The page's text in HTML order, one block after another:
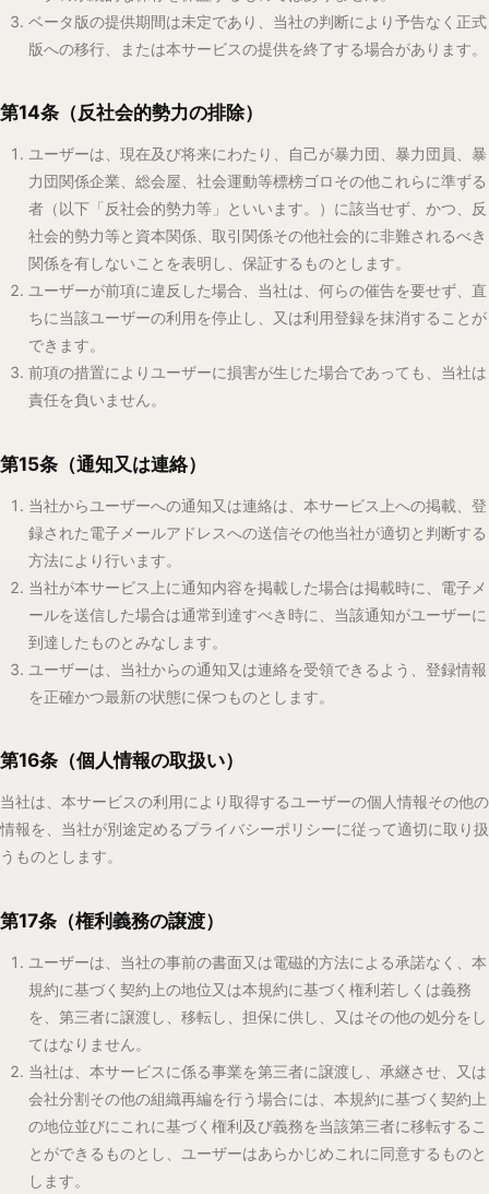
到達したものとみなします。
ユーザーは、当社からの通知又は連絡を受領できるよう、登録情報
第16条（個人情報の取扱い）
当社は、本サービスの利用により取得するユーザーの個人情報その他の
情報を、当社が別途定めるプライバシーポリシーに従って適切に取り扱
うものとします。
第17条（権利義務の譲渡）
ユーザーは、当社の事前の書面又は電磁的方法による承諾なく、本
規約に基づく契約上の地位又は本規約に基づく権利若しくは義務
を、第三者に譲渡し、移転し、担保に供し、又はその他の処分をし
当社は、本サービスに係る事業を第三者に譲渡し、承継させ、又は
の地位並びにこれに基づく権利及び義務を当該第三者に移転するこ
します。
第18条（本規約の変更）
当社は、次の各号のいずれかに該当する場合、本規約を変更するこ
とがあります。
変更がユーザー一般の利益に適合する場合
変更が本規約の目的に反せず、かつ、変更の必要性、変更後の
当社は、本規約を変更する場合、変更後の本規約の内容及びその効
力発生日を、本サービス上への掲載その他当社が適切と判断する方
法により、あらかじめ周知するものとします。
変更後の本規約は、前項の効力発生日から効力を生じるものとしま
う場合、当社は、当社所定の方法によりユーザーの同意を取得する
第19条（分離可能性）
本規約のいずれかの条項又はその一部が、法令等により無効又は執行不
能と判断された場合であっても、本規約のその他の条項及び無効又は執
行不能と判断された部分以外の部分は、継続して完全に効力を有するも
のとします。
第20条（準拠法及び裁判管轄）